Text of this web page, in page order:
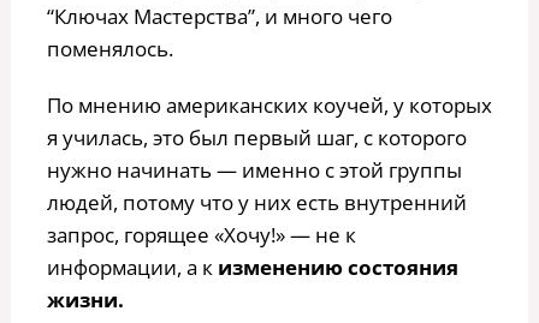
“Ключах Мастерства”, и много чего
поменялось.
По мнению американских коучей, у которых
я училась, это был первый шаг, с которого
нужно начинать — именно с этой группы
людей, потому что у них есть внутренний
запрос, горящее «Хочу!» — не к
информации, а к изменению состояния
жизни.